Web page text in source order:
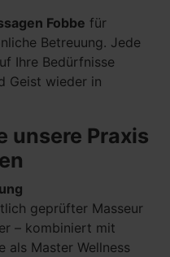
Fobbe für
Betreuung. Jede
Ihre Bedürfnisse
Geist wieder in
unsere Praxis
geprüfter Masseur
– kombiniert mit
als Master Wellness